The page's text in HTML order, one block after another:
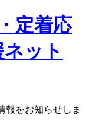
定着応
ット
報をお知らせしま